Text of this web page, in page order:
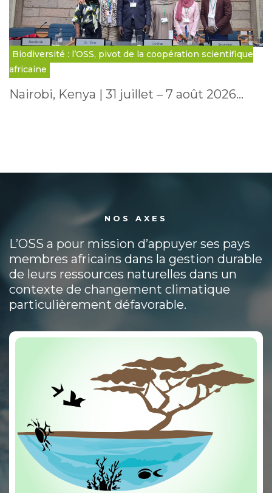
Biodiversité : l’OSS, pivot de la coopération scientifique
africaine
Nairobi, Kenya | 31 juillet – 7 août 2026…
NOS AXES
L’OSS a pour mission d’appuyer ses pays
membres africains dans la gestion durable
de leurs ressources naturelles dans un
contexte de changement climatique
particulièrement défavorable.